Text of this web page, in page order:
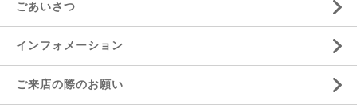
ごあいさつ
インフォメーション
ご来店の際のお願い